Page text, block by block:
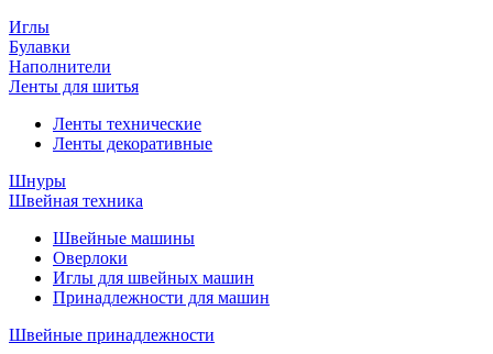
Иглы
Булавки
Наполнители
Ленты для шитья
Ленты технические
Ленты декоративные
Шнуры
Швейная техника
Швейные машины
Оверлоки
Иглы для швейных машин
Принадлежности для машин
Швейные принадлежности